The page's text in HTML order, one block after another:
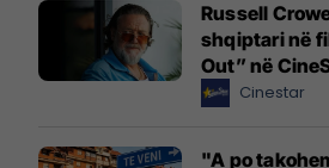
Russell
shqiptari në
Out” në
Cinestar
"A po